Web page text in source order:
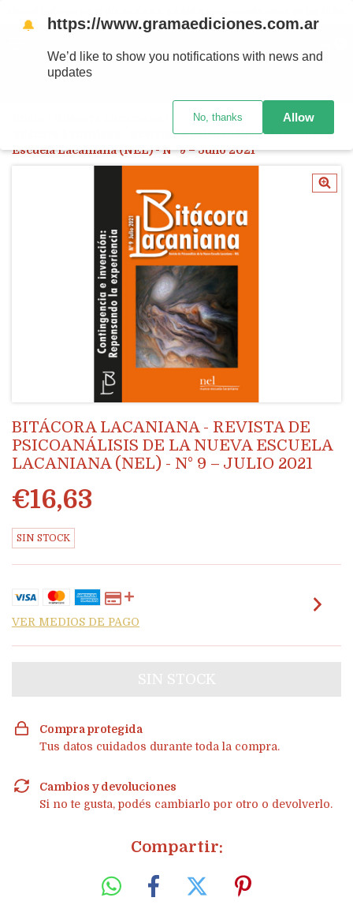
Bitácora Lacaniana - Revista de psicoanálisis de la Nueva
Escuela Lacaniana (NEL) - N° 9 – Julio 2021
BITÁCORA LACANIANA - REVISTA DE
PSICOANÁLISIS DE LA NUEVA ESCUELA
LACANIANA (NEL) - N° 9 – JULIO 2021
€16,63
SIN STOCK
VER MEDIOS DE PAGO
Compra protegida
Tus datos cuidados durante toda la compra.
Cambios y devoluciones
Si no te gusta, podés cambiarlo por otro o devolverlo.
Compartir:
🔔 https://www.gramaediciones.com.ar
We’d like to show you notifications with news and
updates
No, thanks Allow